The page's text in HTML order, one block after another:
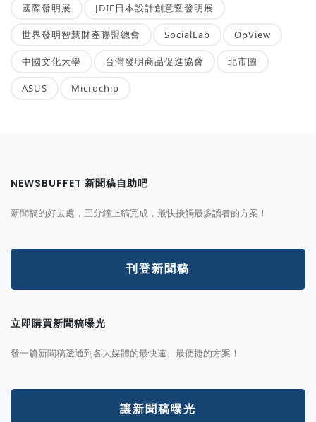
國際發明展 JDIE日本設計創意暨發明展
世界發明智慧財產聯盟總會 SocialLab OpView
中國文化大學 台灣發明商品促進協會 北市圖
ASUS Microchip
NEWSBUFFET 新聞稿自助吧
新聞稿的好去處，三分鐘上稿完成，最快接觸最多讀者的方案！
刊登新聞稿
立即購買新聞稿曝光
發一篇新聞稿透通到各大媒體的最快速、最便捷的方案！
讓新聞稿曝光